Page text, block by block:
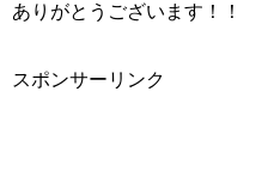
ありがとうございます！！
スポンサーリンク